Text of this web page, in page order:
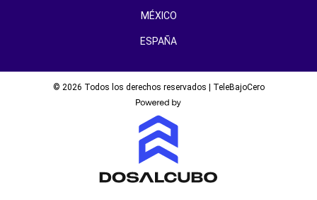
MÉXICO
ESPAÑA
© 2026 Todos los derechos reservados | TeleBajoCero